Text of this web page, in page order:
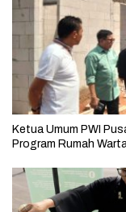
Ketua Umum PWI
Program Rumah